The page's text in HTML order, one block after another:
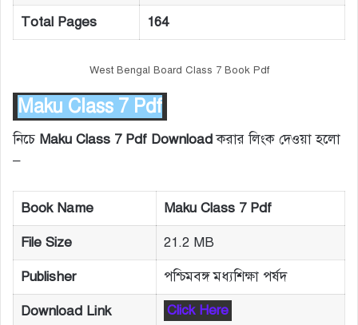
Total Pages 164
West Bengal Board Class 7 Book Pdf
Maku Class 7 Pdf
নিচে Maku Class 7 Pdf Downloadকরার লিংক দেওয়া হলো
–
Book Name Maku Class 7 Pdf
File Size 21.2 MB
Publisher পশ্চিমবঙ্গ মধ্যশিক্ষা পর্ষদ
Download Link Click Here